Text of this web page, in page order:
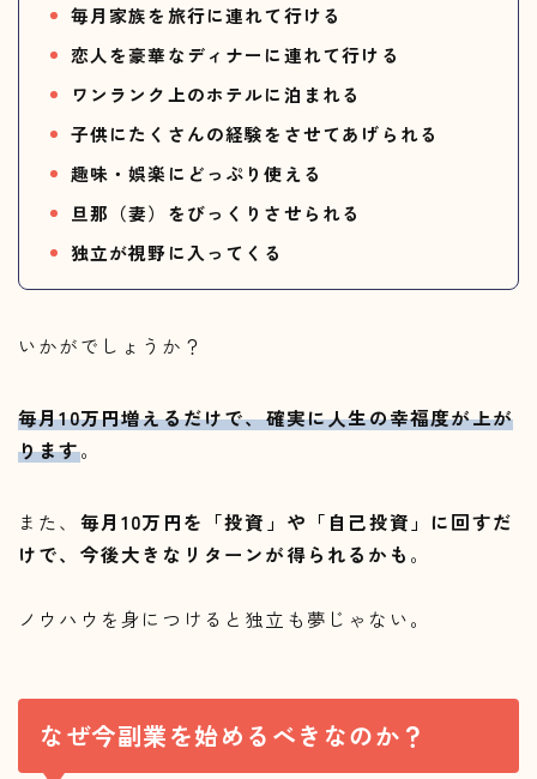
毎月家族を旅行に連れて行ける
恋人を豪華なディナーに連れて行ける
ワンランク上のホテルに泊まれる
子供にたくさんの経験をさせてあげられる
趣味・娯楽にどっぷり使える
旦那（妻）をびっくりさせられる
独立が視野に入ってくる
いかがでしょうか？
毎月10万円増えるだけで、確実に人生の幸福度が上が
ります。
また、 毎月10万円を「投資」や「自己投資」に回すだ
けで、今後大きなリターンが得られるかも 。
ノウハウを身につけると独立も夢じゃない。
なぜ今副業を始めるべきなのか？